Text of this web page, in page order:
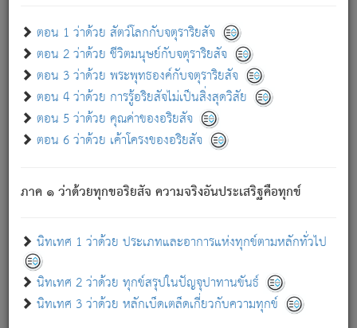
ตอน 1 ว่าด้วย สัตว์โลกกับจตุราริยสัจ
ตอน 2 ว่าด้วย ชีวิตมนุษย์กับจตุราริยสัจ
ตอน 3 ว่าด้วย พระพุทธองค์กับจตุราริยสัจ
ตอน 4 ว่าด้วย การรู้อริยสัจไม่เป็นสิ่งสุดวิสัย
ตอน 5 ว่าด้วย คุณค่าของอริยสัจ
ตอน 6 ว่าด้วย เค้าโครงของอริยสัจ
ภาค ๑ ว่าด้วยทุกขอริยสัจ ความจริงอันประเสริฐคือทุกข์
นิทเทศ 1 ว่าด้วย ประเภทและอาการแห่งทุกข์ตามหลักทั่วไป
นิทเทศ 2 ว่าด้วย ทุกข์สรุปในปัญจุปาทานขันธ์
นิทเทศ 3 ว่าด้วย หลักเบ็ดเตล็ดเกี่ยวกับความทุกข์
เขาเพลิดเพลินยิ่งนักในสิ่งใด สิ่งนั้นเป็นภัย (ที่เขาไม่รู้จัก)
เขากลัวต่อสิ่งใดสิ่งนั้นเป็นทุกข์
พรหมจรรย์นี้ อันบุคคลย่อมประพฤติ ก็เพื่อการละขาดซึ่ง
ภพ.
สมณะหรือพราหมณ์เหล่าใด กล่าวความหลุดพ้นจากภพว่า
มีได้เพราะภพ เรากล่าวว่า สมณะหรือพราหมณ์ทั้งปวงนั้น
มิใช่ผู้หลดพ้นจากภพ.
ภพ ว่ามีได้เพราะวิภพ[2]: เรากล่าวว่า สมณะหรือพราหมณ์ทั้ง
ปวงนั้น ก็ยังสลัดภพออกไปไม่ได้.
ก็ทุกข์นี้มีขึ้น เพราะอาศัยซึ่งอุปธิทั้งปวง.
เพราะความสิ้นไปแห่งอุปาทานทั้งปวง ความเกิดขึ้นแห่ง
ทุกข์จึงไม่มี.
ท่านจงดูโลกนี้เถิด (จะเห็นว่า) สัตว์ทั้งหลายอันอวิชาหนา
แน่นบังหนาแล้ว; และว่า สัตว์ผู้ยินดีในภพอันเป็นแล้วนั้น ย่อม